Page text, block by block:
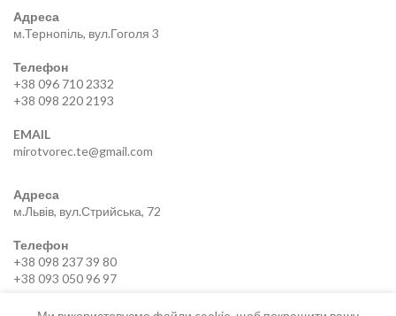
Адреса
м.Тернопіль, вул.Гоголя 3
Телефон
+38 096 710 2332
+38 098 220 2193
EMAIL
mirotvorec.te@gmail.com
Адреса
м.Львів, вул.Стрийська, 72
Телефон
+38 098 237 39 80
+38 093 050 96 97
EMAIL